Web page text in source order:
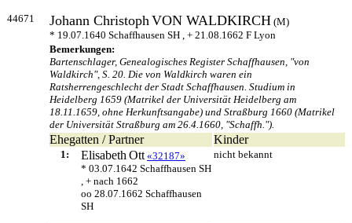
44671 Johann ChristophVON WALDKIRCH (M)
* 19.07.1640 Schaffhausen SH , + 21.08.1662 F Lyon
Bemerkungen:
Bartenschlager, Genealogisches Register Schaffhausen, "von
Waldkirch", S. 20. Die von Waldkirch waren ein
Ratsherrengeschlecht der Stadt Schaffhausen. Studium in
Heidelberg 1659 (Matrikel der Universität Heidelberg am
18.11.1659, ohne Herkunftsangabe) und Straßburg 1660 (Matrikel
der Universität Straßburg am 26.4.1660, "Schaffh.").
Ehegatten / Partner Kinder
1: Elisabeth Ott «32187»
* 03.07.1642 Schaffhausen SH
, + nach 1662
oo 28.07.1662 Schaffhausen
SH
nicht bekannt